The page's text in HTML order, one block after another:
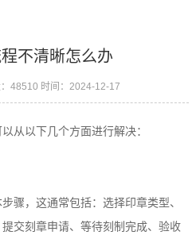
不清晰怎么办
48510 时间：2024-12-17
从以下几个方面进行解决：
骤，这通常包括：选择印章类型、
交刻章申请、等待刻制完成、验收